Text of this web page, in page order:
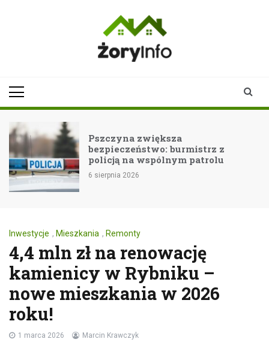
Pszczyna zwiększa
bezpieczeństwo: burmistrz z
policją na wspólnym patrolu
6 sierpnia 2026
Inwestycje , Mieszkania , Remonty
4,4 mln zł na renowację
kamienicy w Rybniku –
nowe mieszkania w 2026
roku!
1 marca 2026 Marcin Krawczyk